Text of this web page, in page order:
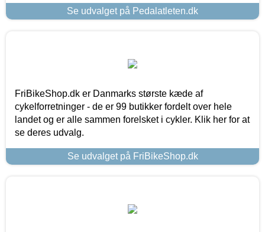
Se udvalget på Pedalatleten.dk
FriBikeShop.dk er Danmarks største kæde af
cykelforretninger - de er 99 butikker fordelt over hele
landet og er alle sammen forelsket i cykler. Klik her for at
se deres udvalg.
Se udvalget på FriBikeShop.dk